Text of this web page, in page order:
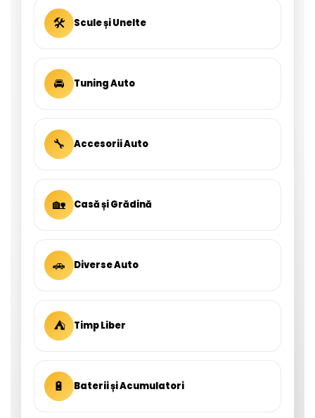
🛠 Scule și Unelte
🚘 Tuning Auto
🔧 Accesorii Auto
🏡 Casă și Grădină
🚗 Diverse Auto
⛺ Timp Liber
🔋 Baterii și Acumulatori